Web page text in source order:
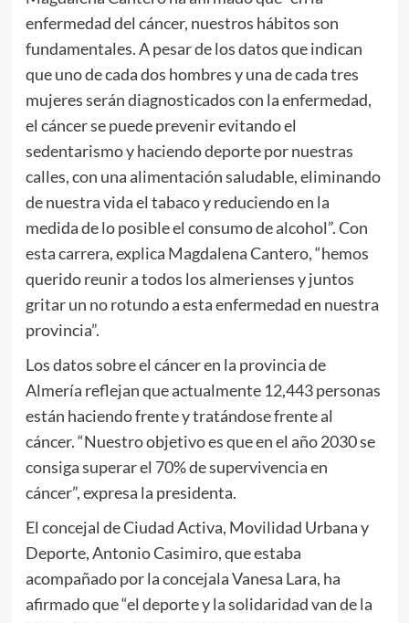
enfermedad del cáncer, nuestros hábitos son
fundamentales. A pesar de los datos que indican
que uno de cada dos hombres y una de cada tres
mujeres serán diagnosticados con la enfermedad,
el cáncer se puede prevenir evitando el
sedentarismo y haciendo deporte por nuestras
calles, con una alimentación saludable, eliminando
de nuestra vida el tabaco y reduciendo en la
medida de lo posible el consumo de alcohol”. Con
esta carrera, explica Magdalena Cantero, “hemos
querido reunir a todos los almerienses y juntos
gritar un no rotundo a esta enfermedad en nuestra
provincia”.
Los datos sobre el cáncer en la provincia de
Almería reflejan que actualmente 12,443 personas
están haciendo frente y tratándose frente al
cáncer. “Nuestro objetivo es que en el año 2030 se
consiga superar el 70% de supervivencia en
cáncer”, expresa la presidenta.
El concejal de Ciudad Activa, Movilidad Urbana y
Deporte, Antonio Casimiro, que estaba
acompañado por la concejala Vanesa Lara, ha
afirmado que “el deporte y la solidaridad van de la